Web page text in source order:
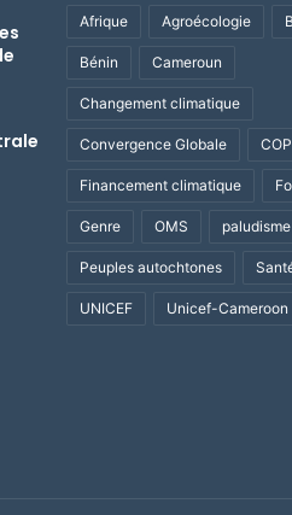
Afrique Agroécologie
Bénin Cameroun
Changement climatique
Convergence Globale
Financement climatique
Genre OMS paludisme
Peuples autochtones
UNICEF Unicef-Cameroon